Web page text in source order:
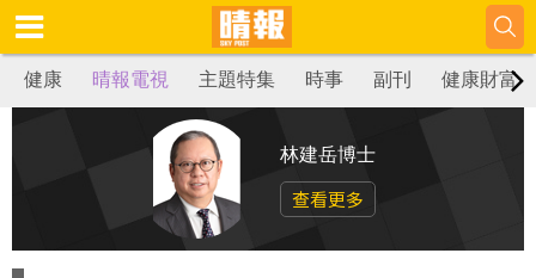
健康 晴報電視 主題特集 時事 副刊 健康財富
林建岳博士
查看更多